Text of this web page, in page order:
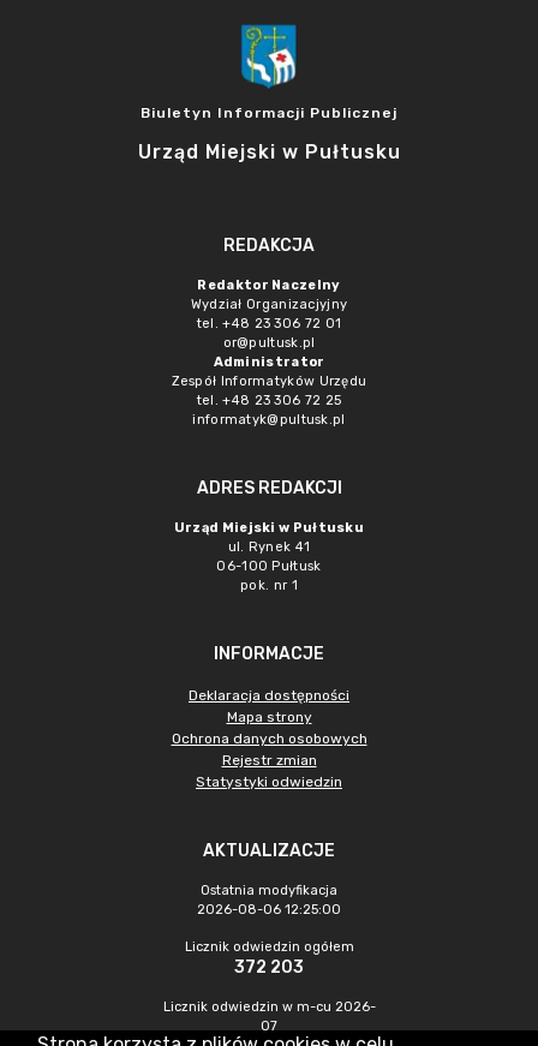
Biuletyn Informacji Publicznej
Urząd Miejski w Pułtusku
REDAKCJA
Redaktor Naczelny
Wydział Organizacjyjny
tel. +48 23 306 72 01
or@pultusk.pl
Administrator
Zespół Informatyków Urzędu
tel. +48 23 306 72 25
informatyk@pultusk.pl
ADRES REDAKCJI
Urząd Miejski w Pułtusku
ul. Rynek 41
06-100 Pułtusk
pok. nr 1
INFORMACJE
Deklaracja dostępności
Mapa strony
Ochrona danych osobowych
Rejestr zmian
Statystyki odwiedzin
AKTUALIZACJE
Ostatnia modyfikacja
2026-08-06 12:25:00
Licznik odwiedzin ogółem
372 203
Licznik odwiedzin w m-cu 2026-
07